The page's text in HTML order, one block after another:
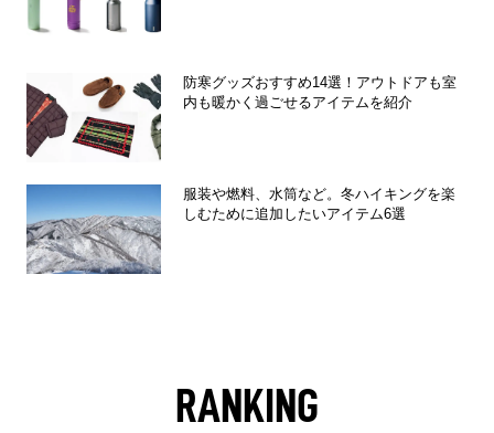
防寒グッズおすすめ14選！アウトドアも室
内も暖かく過ごせるアイテムを紹介
服装や燃料、水筒など。冬ハイキングを楽
しむために追加したいアイテム6選
RANKING